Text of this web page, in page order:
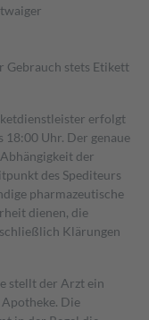
Gebrauch stets Etikett
erfolgt
18:00 Uhr. Der genaue
der
des Spediteurs
pharmazeutische
dienen, die
Klärungen
stellt der Arzt ein
Die